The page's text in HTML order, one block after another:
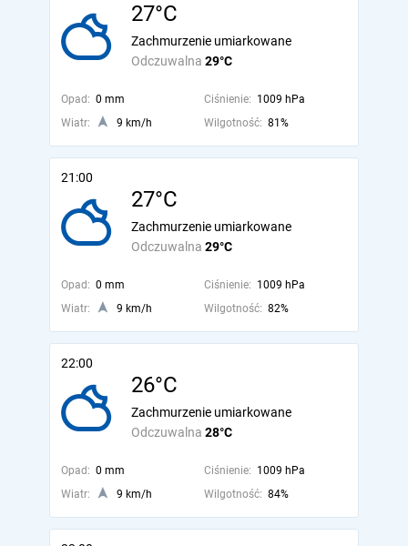
27°C
Odczuwalna 29°C
Zachmurzenie umiarkowane
Opad: 0 mm Ciśnienie: 1009 hPa
Wiatr:
9 km/h Wilgotność: 81%
21:00
27°C
Odczuwalna 29°C
Zachmurzenie umiarkowane
Opad: 0 mm Ciśnienie: 1009 hPa
Wiatr:
9 km/h Wilgotność: 82%
22:00
26°C
Odczuwalna 28°C
Zachmurzenie umiarkowane
Opad: 0 mm Ciśnienie: 1009 hPa
Wiatr:
9 km/h Wilgotność: 84%